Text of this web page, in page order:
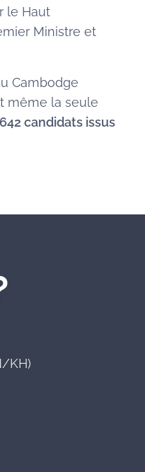
le Haut
Ministre et
Cambodge
même la seule
candidats issus
KH)